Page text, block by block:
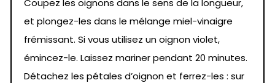
Coupez les oignons dans le sens de la longueur,
et plongez-les dans le mélange miel-vinaigre
frémissant. Si vous utilisez un oignon violet,
émincez-le. Laissez mariner pendant 20 minutes.
Détachez les pétales d’oignon et ferrez-les : sur